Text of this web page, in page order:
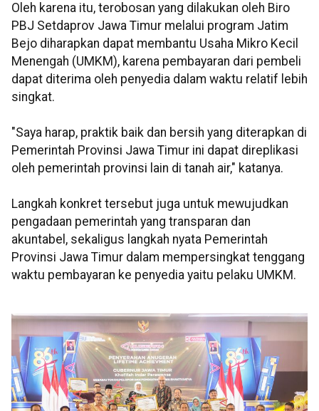
Oleh karena itu, terobosan yang dilakukan oleh Biro
PBJ Setdaprov Jawa Timur melalui program Jatim
Bejo diharapkan dapat membantu Usaha Mikro Kecil
Menengah (UMKM), karena pembayaran dari pembeli
dapat diterima oleh penyedia dalam waktu relatif lebih
singkat.
"Saya harap, praktik baik dan bersih yang diterapkan di
Pemerintah Provinsi Jawa Timur ini dapat direplikasi
oleh pemerintah provinsi lain di tanah air," katanya.
Langkah konkret tersebut juga untuk mewujudkan
pengadaan pemerintah yang transparan dan
akuntabel, sekaligus langkah nyata Pemerintah
Provinsi Jawa Timur dalam mempersingkat tenggang
waktu pembayaran ke penyedia yaitu pelaku UMKM.